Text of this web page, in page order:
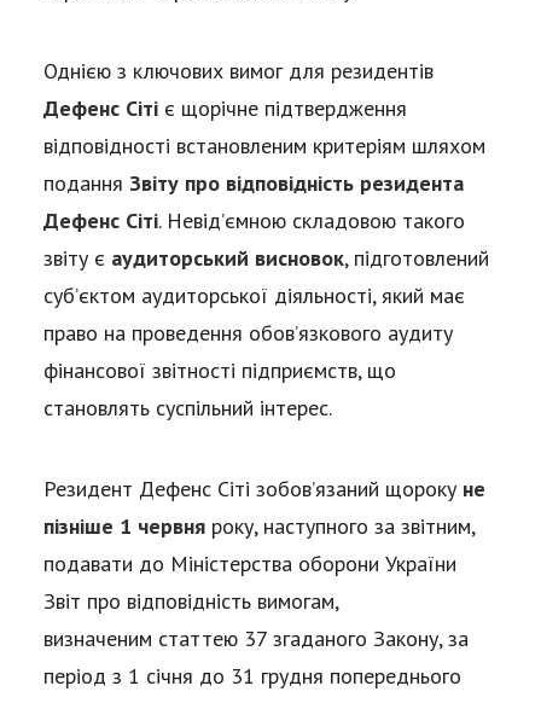
Однією з ключових вимог для резидентів
Дефенс Сіті є щорічне підтвердження
відповідності встановленим критеріям шляхом
подання Звіту про відповідність резидента
Дефенс Сіті. Невід’ємною складовою такого
звіту є аудиторський висновок, підготовлений
суб’єктом аудиторської діяльності, який має
право на проведення обов’язкового аудиту
фінансової звітності підприємств, що
становлять суспільний інтерес.
Резидент Дефенс Сіті зобов’язаний щороку не
пізніше 1 червня року, наступного за звітним,
подавати до Міністерства оборони України
Звіт про відповідність вимогам,
визначеним статтею 37 згаданого Закону, за
період з 1 січня до 31 грудня попереднього